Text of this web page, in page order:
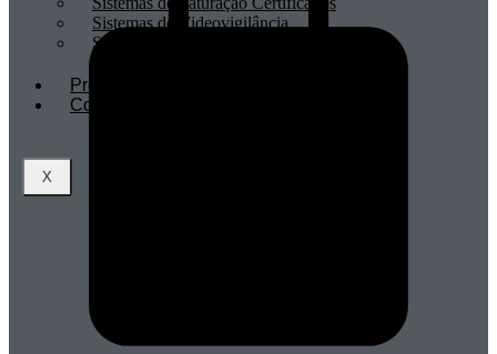
Sistemas de Videovigilância
Sistemas POS
Profissionais
Contactos
X